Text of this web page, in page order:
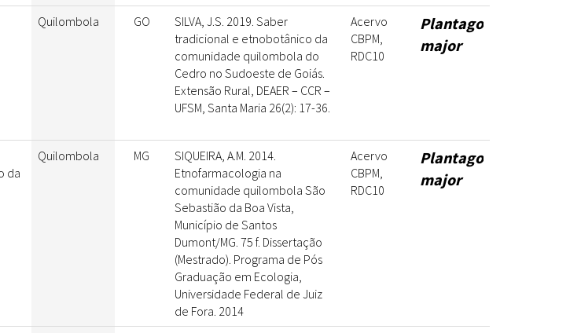
Quilombola GO
SILVA, J.S. 2019. Saber
tradicional e etnobotânico da
comunidade quilombola do
Cedro no Sudoeste de Goiás.
Extensão Rural, DEAER – CCR –
UFSM, Santa Maria 26(2): 17-36.
Acervo
CBPM,
RDC10
Plantago
major
da
Quilombola MG
SIQUEIRA, A.M. 2014.
Etnofarmacologia na
comunidade quilombola São
Sebastião da Boa Vista,
Município de Santos
Dumont/MG. 75 f. Dissertação
(Mestrado). Programa de Pós
Graduação em Ecologia,
Universidade Federal de Juiz
de Fora. 2014
Acervo
CBPM,
RDC10
Plantago
major